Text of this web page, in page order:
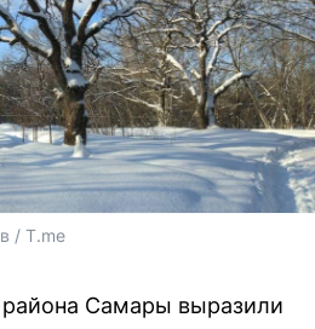
/ T.me
Самары выразили